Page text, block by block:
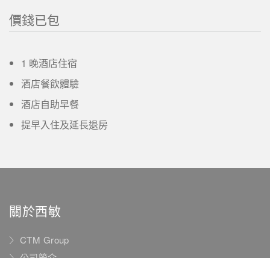
價錢已包
1 晚酒店住宿
酒店餐飲體驗
酒店自助早餐
提早入住及延長退房
關於西敏
CTM Group